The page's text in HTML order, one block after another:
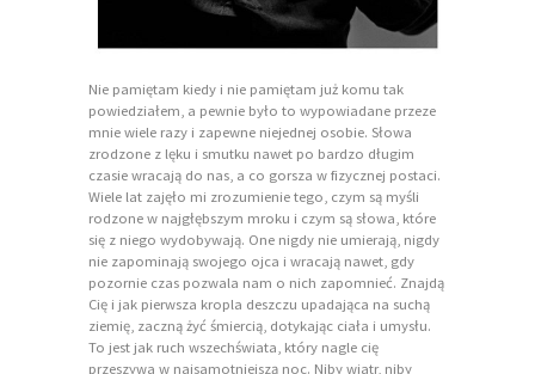
Nie pamiętam kiedy i nie pamiętam już komu tak
powiedziałem, a pewnie było to wypowiadane przeze
mnie wiele razy i zapewne niejednej osobie. Słowa
zrodzone z lęku i smutku nawet po bardzo długim
czasie wracają do nas, a co gorsza w fizycznej postaci.
Wiele lat zajęło mi zrozumienie tego, czym są myśli
rodzone w najgłębszym mroku i czym są słowa, które
się z niego wydobywają. One nigdy nie umierają, nigdy
nie zapominają swojego ojca i wracają nawet, gdy
pozornie czas pozwala nam o nich zapomnieć. Znajdą
Cię i jak pierwsza kropla deszczu upadająca na suchą
ziemię, zaczną żyć śmiercią, dotykając ciała i umysłu.
To jest jak ruch wszechświata, który nagle cię
przeszywa w najsamotniejszą noc. Niby wiatr, niby